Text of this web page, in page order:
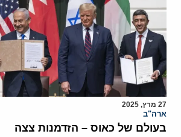
27 מרץ, 2025
ארה"ב
בעולם של כאוס – הזדמנות צצה